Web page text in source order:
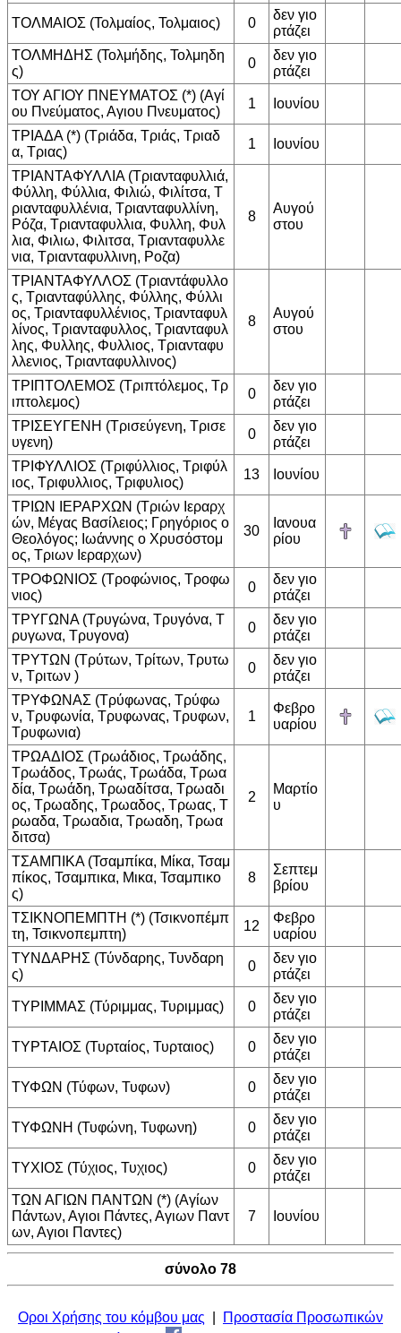
ΤΟΛΜΑΙΟΣ (Τολμαίος, Τολμαιος) 0
δεν γιο
ρτάζει
ΤΟΛΜΗΔΗΣ (Τολμήδης, Τολμηδη
ς)
0
δεν γιο
ρτάζει
ΤΟΥ ΑΓΙΟΥ ΠΝΕΥΜΑΤΟΣ (*) (Αγί
ου Πνεύματος, Αγιου Πνευματος)
1 Ιουνίου
ΤΡΙΑΔΑ (*) (Τριάδα, Τριάς, Τριαδ
α, Τριας)
1 Ιουνίου
ΤΡΙΑΝΤΑΦΥΛΛΙΑ (Τριανταφυλλιά,
Φύλλη, Φύλλια, Φιλιώ, Φιλίτσα, Τ
ριανταφυλλένια, Τριανταφυλλίνη,
Ρόζα, Τριανταφυλλια, Φυλλη, Φυλ
λια, Φιλιω, Φιλιτσα, Τριανταφυλλε
νια, Τριανταφυλλινη, Ροζα)
8
Αυγού
στου
ΤΡΙΑΝΤΑΦΥΛΛΟΣ (Τριαντάφυλλο
ς, Τριανταφύλλης, Φύλλης, Φύλλι
ος, Τριανταφυλλένιος, Τριανταφυλ
λίνος, Τριανταφυλλος, Τριανταφυλ
λης, Φυλλης, Φυλλιος, Τριανταφυ
λλενιος, Τριανταφυλλινος)
8
Αυγού
στου
ΤΡΙΠΤΟΛΕΜΟΣ (Τριπτόλεμος, Τρ
ιπτολεμος)
0
δεν γιο
ρτάζει
ΤΡΙΣΕΥΓΕΝΗ (Τρισεύγενη, Τρισε
υγενη)
0
δεν γιο
ρτάζει
ΤΡΙΦΥΛΛΙΟΣ (Τριφύλλιος, Τριφύλ
ιος, Τριφυλλιος, Τριφυλιος)
13 Ιουνίου
ΤΡΙΩΝ ΙΕΡΑΡΧΩΝ (Τριών Ιεραρχ
ών, Μέγας Βασίλειος; Γρηγόριος ο
Θεολόγος; Ιωάννης ο Χρυσόστομ
ος, Τριων Ιεραρχων)
30
Ιανουα
ρίου
ΤΡΟΦΩΝΙΟΣ (Τροφώνιος, Τροφω
νιος)
0
δεν γιο
ρτάζει
ΤΡΥΓΩΝΑ (Τρυγώνα, Τρυγόνα, Τ
ρυγωνα, Τρυγονα)
0
δεν γιο
ρτάζει
ΤΡΥΤΩΝ (Τρύτων, Τρίτων, Τρυτω
ν, Τριτων )
0
δεν γιο
ρτάζει
ΤΡΥΦΩΝΑΣ (Τρύφωνας, Τρύφω
ν, Τρυφωνία, Τρυφωνας, Τρυφων,
Τρυφωνια)
1
Φεβρο
υαρίου
ΤΡΩΑΔΙΟΣ (Τρωάδιος, Τρωάδης,
Τρωάδος, Τρωάς, Τρωάδα, Τρωα
δία, Τρωάδη, Τρωαδίτσα, Τρωαδι
ος, Τρωαδης, Τρωαδος, Τρωας, Τ
ρωαδα, Τρωαδια, Τρωαδη, Τρωα
διτσα)
2
Μαρτίο
υ
ΤΣΑΜΠΙΚΑ (Τσαμπίκα, Μίκα, Τσαμ
πίκος, Τσαμπικα, Μικα, Τσαμπικο
ς)
8
Σεπτεμ
βρίου
ΤΣΙΚΝΟΠΕΜΠΤΗ (*) (Τσικνοπέμπ
τη, Τσικνοπεμπτη)
12
Φεβρο
υαρίου
ΤΥΝΔΑΡΗΣ (Τύνδαρης, Τυνδαρη
ς)
0
δεν γιο
ρτάζει
ΤΥΡΙΜΜΑΣ (Τύριμμας, Τυριμμας) 0
δεν γιο
ρτάζει
ΤΥΡΤΑΙΟΣ (Τυρταίος, Τυρταιος) 0
δεν γιο
ρτάζει
ΤΥΦΩΝ (Τύφων, Τυφων) 0
δεν γιο
ρτάζει
ΤΥΦΩΝΗ (Τυφώνη, Τυφωνη) 0
δεν γιο
ρτάζει
ΤΥΧΙΟΣ (Τύχιος, Τυχιος) 0
δεν γιο
ρτάζει
ΤΩΝ ΑΓΙΩΝ ΠΑΝΤΩΝ (*) (Αγίων
Πάντων, Αγιοι Πάντες, Αγιων Παντ
ων, Αγιοι Παντες)
7 Ιουνίου
σύνολο 78
Οροι Χρήσης του κόμβου μας
Προστασία Προσωπικών